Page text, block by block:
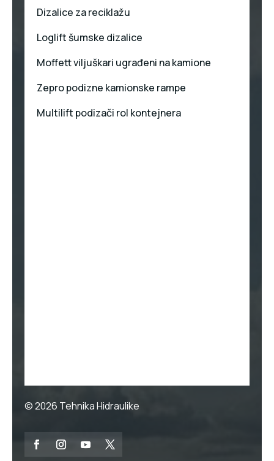
Dizalice za reciklažu
Loglift šumske dizalice
Moffett viljuškari ugrađeni na kamione
Zepro podizne kamionske rampe
Multilift podizači rol kontejnera
© 2026 Tehnika Hidraulike